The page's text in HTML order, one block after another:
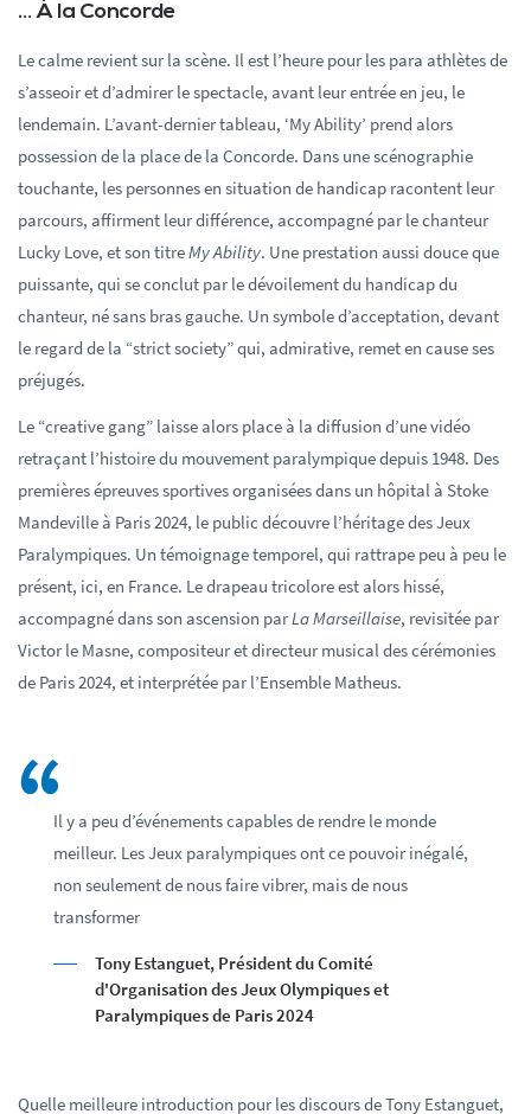
… À la Concorde
Le calme revient sur la scène. Il est l’heure pour les para athlètes de
s’asseoir et d’admirer le spectacle, avant leur entrée en jeu, le
lendemain. L’avant-dernier tableau, ‘My Ability’ prend alors
possession de la place de la Concorde. Dans une scénographie
touchante, les personnes en situation de handicap racontent leur
parcours, affirment leur différence, accompagné par le chanteur
Lucky Love, et son titreMy Ability. Une prestation aussi douce que
puissante, qui se conclut par le dévoilement du handicap du
chanteur, né sans bras gauche. Un symbole d’acceptation, devant
le regard de la “strict society” qui, admirative, remet en cause ses
préjugés.
Le “creative gang” laisse alors place à la diffusion d’une vidéo
retraçant l’histoire du mouvement paralympique depuis 1948. Des
premières épreuves sportives organisées dans un hôpital à Stoke
Mandeville à Paris 2024, le public découvre l’héritage des Jeux
Paralympiques. Un témoignage temporel, qui rattrape peu à peu le
présent, ici, en France. Le drapeau tricolore est alors hissé,
accompagné dans son ascension parLa Marseillaise, revisitée par
Victor le Masne, compositeur et directeur musical des cérémonies
de Paris 2024, et interprétée par l’Ensemble Matheus.
Il y a peu d’événements capables de rendre le monde
meilleur. Les Jeux paralympiques ont ce pouvoir inégalé,
non seulement de nous faire vibrer, mais de nous
transformer
Tony Estanguet, Président du Comité
d'Organisation des Jeux Olympiques et
Paralympiques de Paris 2024
Quelle meilleure introduction pour les discours de Tony Estanguet,